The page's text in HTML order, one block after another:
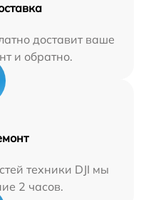
доставит ваше
и обратно.
техники DJI мы
2 часов.